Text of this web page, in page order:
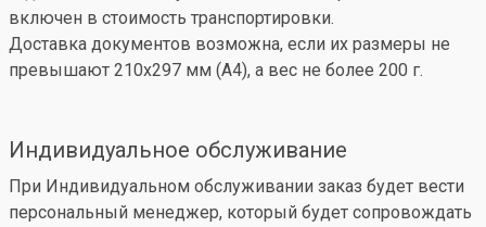
включен в стоимость транспортировки.
Доставка документов возможна, если их размеры не
превышают 210x297 мм (А4), а вес не более 200 г.
Индивидуальное обслуживание
При Индивидуальном обслуживании заказ будет вести
персональный менеджер, который будет сопровождать